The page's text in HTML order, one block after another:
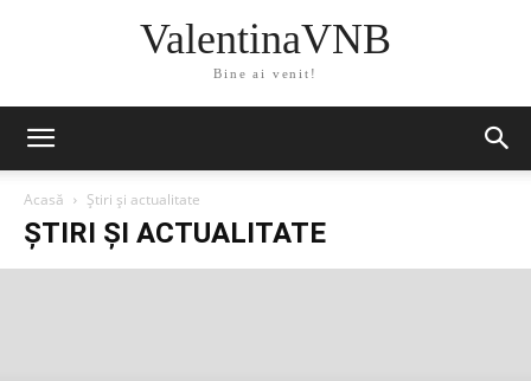
ValentinaVNB
Bine ai venit!
Acasă Știri și actualitate
ȘTIRI ȘI ACTUALITATE